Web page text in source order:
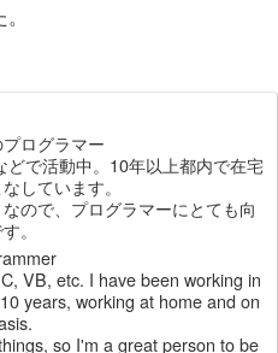
ログラマー
で活動中。10年以上都内で在宅
しています。
ので、プログラマーにとても向
。
VB, etc. I have been working in
years, working at home and on
so I'm a great person to be